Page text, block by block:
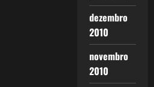
dezembro
2010
novembro
2010